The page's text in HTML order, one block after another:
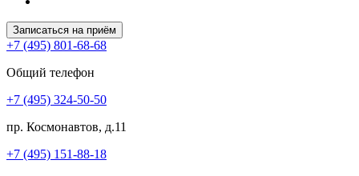
Записаться на приём
+7 (495) 801-68-68
Общий телефон
+7 (495) 324-50-50
пр. Космонавтов, д.11
+7 (495) 151-88-18